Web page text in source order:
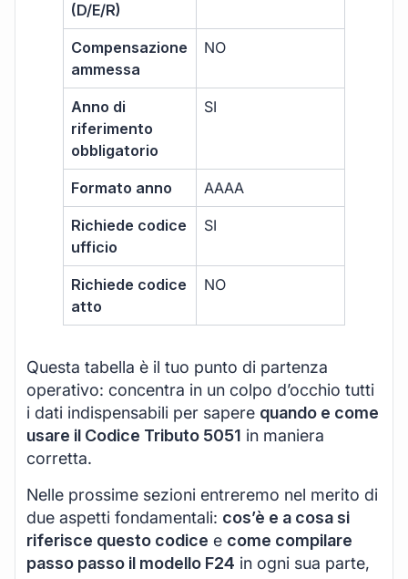
(D/E/R)
Compensazione
ammessa
NO
Anno di
riferimento
obbligatorio
SI
Formato anno AAAA
Richiede codice
ufficio
SI
Richiede codice
atto
NO
Questa tabella è il tuo punto di partenza
operativo: concentra in un colpo d’occhio tutti
i dati indispensabili per sapere quando e come
usare il Codice Tributo 5051 in maniera
corretta.
Nelle prossime sezioni entreremo nel merito di
due aspetti fondamentali: cos’è e a cosa si
riferisce questo codice e come compilare
passo passo il modello F24 in ogni sua parte,